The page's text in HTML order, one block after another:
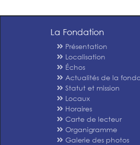
La Fondation
Présentation
Localisation
Échos
Actualités de la
Statut et mission
Locaux
Horaires
Carte de lecteur
Organigramme
Galerie des photos